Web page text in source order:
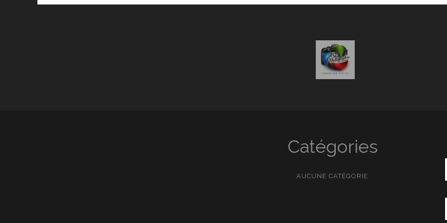
Catégories
AUCUNE CATÉGORIE